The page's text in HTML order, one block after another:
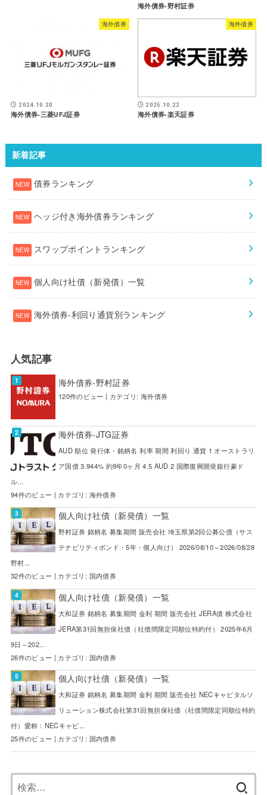
海外債券-野村証券
海外債券
2024.10.20
海外債券-三菱UFJ証券
海外債券
2025.10.22
海外債券-楽天証券
新着記事
債券ランキング
ヘッジ付き海外債券ランキング
スワップポイントランキング
個人向け社債（新発債）一覧
海外債券-利回り通貨別ランキング
人気記事
海外債券-野村証券
120件のビュー | カテゴリ: 海外債券
海外債券-JTG証券
AUD 順位 発行体・銘柄名 利率 期間 利回り 通貨 1 オーストラリ
ア国債 3.944% 約9年0ヶ月 4.5 AUD 2 国際復興開発銀行豪ド
ル...
94件のビュー | カテゴリ: 海外債券
個人向け社債（新発債）一覧
野村証券 銘柄名 募集期間 販売会社 埼玉県第2回公募公債（サス
テナビリティボンド・5年・個人向け） 2026/08/10～2026/08/28
野村...
32件のビュー | カテゴリ: 国内債券
個人向け社債（新発債）一覧
大和証券 銘柄名 募集期間 金利 期間 販売会社 JERA債 株式会社
JERA第31回無担保社債（社債間限定同順位特約付） 2025年6月
9日～202...
26件のビュー | カテゴリ: 国内債券
個人向け社債（新発債）一覧
大和証券 銘柄名 募集期間 金利 期間 販売会社 NECキャピタルソ
リューション株式会社第31回無担保社債（社債間限定同順位特約
付）愛称：NECキャピ...
25件のビュー | カテゴリ: 国内債券